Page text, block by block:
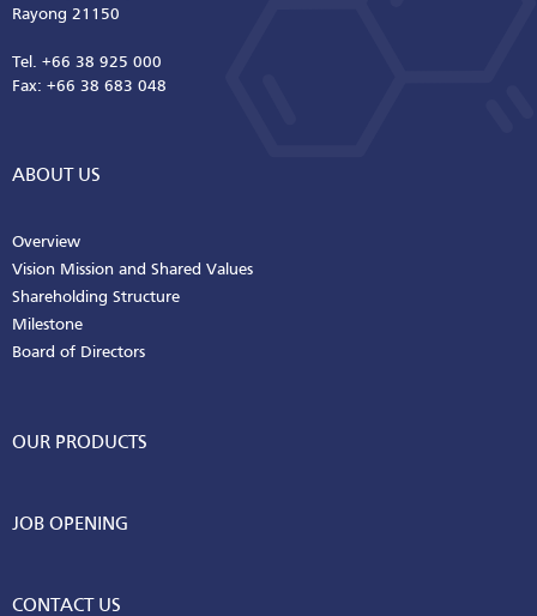
Rayong 21150
Tel. +66 38 925 000
Fax: +66 38 683 048
ABOUT US
Overview
Vision Mission and Shared Values
Shareholding Structure
Milestone
Board of Directors
OUR PRODUCTS
JOB OPENING
CONTACT US